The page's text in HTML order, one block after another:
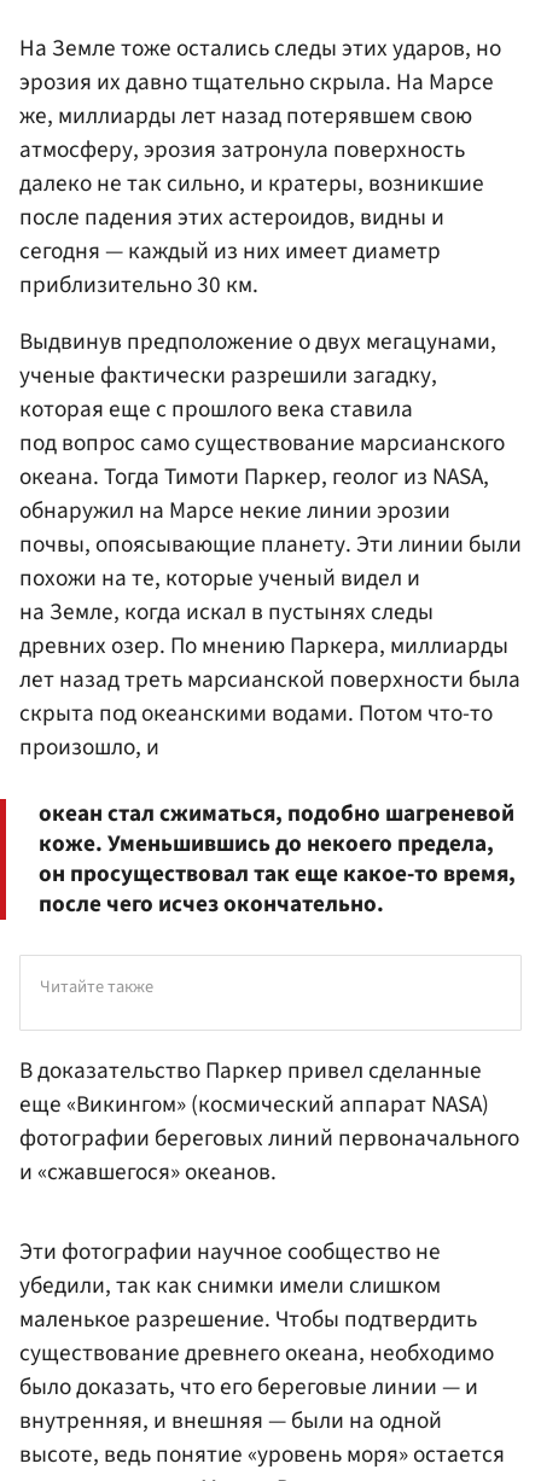
На Земле тоже остались следы этих ударов, но
эрозия их давно тщательно скрыла. На Марсе
же, миллиарды лет назад потерявшем свою
атмосферу, эрозия затронула поверхность
далеко не так сильно, и кратеры, возникшие
после падения этих астероидов, видны и
сегодня — каждый из них имеет диаметр
приблизительно 30 км.
Выдвинув предположение о двух мегацунами,
ученые фактически разрешили загадку,
которая еще с прошлого века ставила
под вопрос само существование марсианского
океана. Тогда Тимоти Паркер, геолог из NASA,
обнаружил на Марсе некие линии эрозии
почвы, опоясывающие планету. Эти линии были
похожи на те, которые ученый видел и
на Земле, когда искал в пустынях следы
древних озер. По мнению Паркера, миллиарды
лет назад треть марсианской поверхности была
скрыта под океанскими водами. Потом что-то
произошло, и
океан стал сжиматься, подобно шагреневой
коже. Уменьшившись до некоего предела,
он просуществовал так еще какое-то время,
после чего исчез окончательно.
Читайте также
В доказательство Паркер привел сделанные
еще «Викингом» (космический аппарат NASA)
фотографии береговых линий первоначального
и «сжавшегося» океанов.
Эти фотографии научное сообщество не
убедили, так как снимки имели слишком
маленькое разрешение. Чтобы подтвердить
существование древнего океана, необходимо
было доказать, что его береговые линии — и
внутренняя, и внешняя — были на одной
высоте, ведь понятие «уровень моря» остается